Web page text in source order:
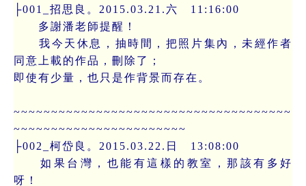
├001_招思良。2015.03.21.六 11:16:00
多謝潘老師提醒！
我今天休息，抽時間，把照片集內，未經作者
同意上載的作品，刪除了；
即使有少量，也只是作背景而存在。
~~~~~~~~~~~~~~~~~~~~~~~~~~~~~~~~~~~~~
~~~~~~~~~~~~~~~~~~~~~~~
├002_柯岱良。2015.03.22.日 13:08:00
如果台灣，也能有這樣的教室，那該有多好
呀！